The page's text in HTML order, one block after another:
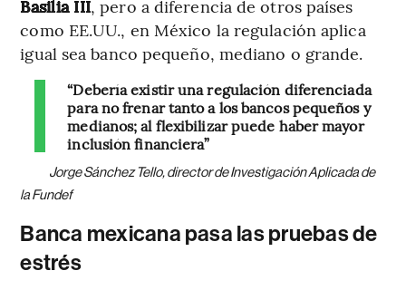
Basilia III, pero a diferencia de otros países
como EE.UU., en México la regulación aplica
igual sea banco pequeño, mediano o grande.
“Debería existir una regulación diferenciada
para no frenar tanto a los bancos pequeños y
medianos; al flexibilizar puede haber mayor
inclusión financiera”
Jorge Sánchez Tello, director de Investigación Aplicada de
la Fundef
Banca mexicana pasa las pruebas de
estrés